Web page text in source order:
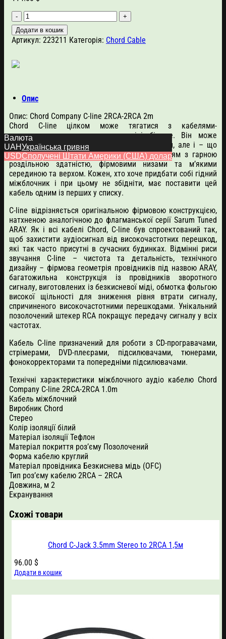
Chord
C-
line
stereo
Додати в кошик
Артикул: 223211 Категорія: Chord Cable
Опис
Опис: Chord Company C-line 2RCA-2RCA 2m
Chord C-line цілком може тягатися з кабелями-
конкурентами, що коштують вдвічі більше. Він може
похвалитися не тільки чудовою якістю збірки, але і – що
важливіше – прекрасним, відкритим звучанням з гарною
роздільною здатністю, фірмовими низами та м’якими
серединою та верхом. Кожен, хто хоче придбати собі гідний
міжблочник і при цьому не збідніти, має поставити цей
кабель одним із перших у списку.
C-line відрізняється оригінальною фірмовою конструкцією,
натхненою аналогічною до флагманської серії Sarum Tuned
ARAY. Як і всі кабелі Chord, C-line був спроектований так,
щоб захистити аудіосигнал від високочастотних перешкод,
які так часто присутні в сучасних будинках. Відмінні риси
звучання C-line – чистота та детальність, технічного
дизайну – фірмова геометрія провідників під назвою ARAY,
багатожильна конструкція із провідників зворотного
сигналу, виготовлених із безкисневої міді, обмотка фольгою
високої щільності для зниження рівня втрати сигналу,
спричиненого високочастотними перешкодами. Унікальний
позолочений штекер RCA покращує передачу сигналу у всіх
частотах.
Кабель C-line призначений для роботи з CD-програвачами,
стрімерами, DVD-плеєрами, підсилювачами, тюнерами,
фонокорректорами та попередніми підсилювачами.
Технічні характеристики міжблочного аудіо кабелю Chord
Company C-line 2RCA-2RCA 1.0m
Кабель міжблочний
Виробник Chord
Стерео
Колір ізоляції білий
Матеріал ізоляції Тефлон
Матеріал покриття роз’єму Позолочений
Форма кабелю круглий
Матеріал провідника Безкиснева мідь (OFC)
Тип роз’єму кабелю 2RCA – 2RCA
Довжина, м 2
Екранування
Схожі товари
Chord C-Jack 3.5mm Stereo to 2RCA 1,5м
96.00 $
Додати в кошик
Валюта
UAHУкраїнська гривня
USDСполучені Штати Америки (США) долар